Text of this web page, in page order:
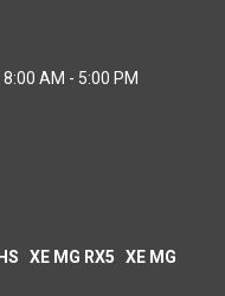
AM - 5:00 PM
XE MG RX5
XE MG